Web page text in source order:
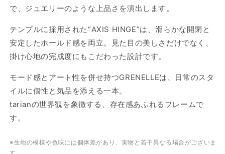
で、ジュエリーのような上品さを演出します。
テンプルに採用された“AXIS HINGE”は、滑らかな開閉と
安定したホールド感を両立。見た目の美しさだけでなく、
掛け心地の完成度にもこだわった設計です。
モード感とアート性を併せ持つGRENELLEは、日常のスタ
イルに個性と気品を添える一本。
tarianの世界観を象徴する、存在感あふれるフレームで
す。
※生地の模様や色味には個体差があり、実物と若干異なる場合がございま